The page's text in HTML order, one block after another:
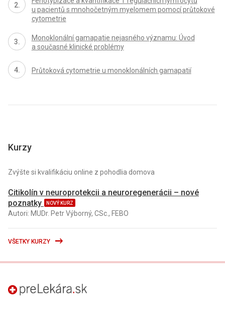
u pacientů s mnohočetným myelomem pomocí průtokové
cytometrie
Monoklonální gamapatie nejasného významu: Úvod
a současné klinické problémy
Průtoková cytometrie u monoklonálních gamapatií
Kurzy
Zvýšte si kvalifikáciu online z pohodlia domova
Citikolín v neuroprotekcii a neuroregenerácii – nové
poznatky
NOVÝ KURZ
Autori: MUDr. Petr Výborný, CSc., FEBO
VŠETKY KURZY
preLekára.sk